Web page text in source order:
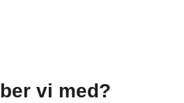
vi med?